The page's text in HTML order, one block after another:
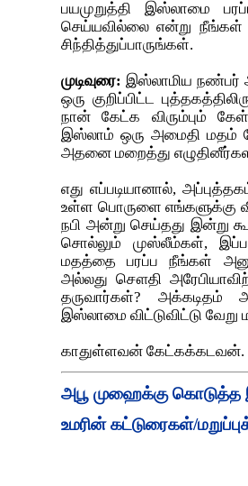
பயமுறுத்தி இஸ்லாமை
செய்யவில்லை என்று
சிந்தித்துப்பாருங்கள்.
முடிவுரை: இஸ்லாமிய நண்பர்
ஒரு குறிப்பிட்ட
நான் கேட்க விரும்பும்
இஸ்லாம் ஒரு அமைதி மதம்
அதனை மறைத்து
எது எப்படியானால்,
உள்ள பொருளை எங்களுக்கு
நபி அன்று செய்தது இன்று
சொல்லும் முஸ்லீம்கள்,
மதத்தை பரப்ப நீங்கள்
அல்லது சௌதி
தருவார்கள்? அக்கடிதம்
இஸ்லாமை விட்டுவிட்டு வேறு
காதுள்ளவன் கேட்கக்கடவன்.
அபூ முஹைக்கு கொடுத்த
உமரின் கட்டுரைகள்/